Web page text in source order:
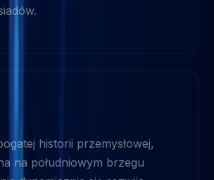
historii przemysłowej,
na południowym brzegu